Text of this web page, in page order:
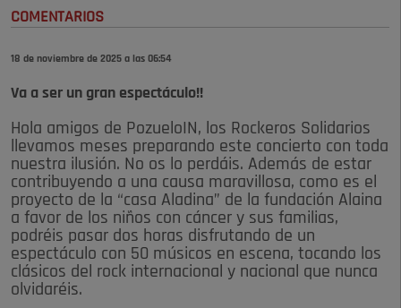
COMENTARIOS
18 de noviembre de 2025 a las 06:54
Va a ser un gran espectáculo!!
Hola amigos de PozueloIN, los Rockeros Solidarios
llevamos meses preparando este concierto con toda
nuestra ilusión. No os lo perdáis. Además de estar
contribuyendo a una causa maravillosa, como es el
proyecto de la “casa Aladina” de la fundación Alaina
a favor de los niños con cáncer y sus familias,
podréis pasar dos horas disfrutando de un
espectáculo con 50 músicos en escena, tocando los
clásicos del rock internacional y nacional que nunca
olvidaréis.